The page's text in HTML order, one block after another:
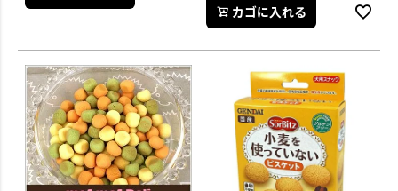
カゴに入れる